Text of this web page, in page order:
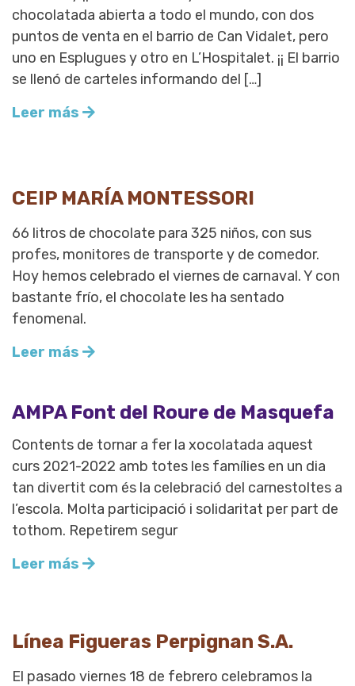
chocolatada abierta a todo el mundo, con dos
puntos de venta en el barrio de Can Vidalet, pero
uno en Esplugues y otro en L’Hospitalet. ¡¡ El barrio
se llenó de carteles informando del […]
Leer más
CEIP MARÍA MONTESSORI
66 litros de chocolate para 325 niños, con sus
profes, monitores de transporte y de comedor.
Hoy hemos celebrado el viernes de carnaval. Y con
bastante frío, el chocolate les ha sentado
fenomenal.
Leer más
AMPA Font del Roure de Masquefa
Contents de tornar a fer la xocolatada aquest
curs 2021-2022 amb totes les famílies en un dia
tan divertit com és la celebració del carnestoltes a
l’escola. Molta participació i solidaritat per part de
tothom. Repetirem segur
Leer más
Línea Figueras Perpignan S.A.
El pasado viernes 18 de febrero celebramos la